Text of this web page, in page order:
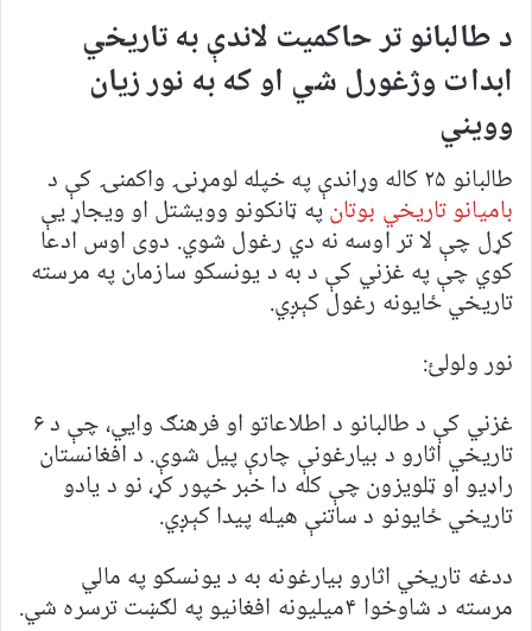
د طالبانو تر حاکمیت لاندې به تاریخي
ابدات وژغورل شي او که به نور زیان
وویني
طالبانو ۲۵ کاله وړاندې په خپله لومړنۍ واکمنۍ کې د
بامیانو تاریخي بوتانپه ټانکونو وویشتل او ویجاړ یې
کړل چې لا تر اوسه نه دي رغول شوي. دوی اوس ادعا
کوي چې په غزني کې د به د یونسکو سازمان په مرسته
تاریخي ځایونه رغول کېږي.
نور ولولئ:
غزني کې د طالبانو د اطلاعاتو او فرهنګ وایي، چې د ۶
تاريخي اثارو د بيارغونې چارې پيل شوې. د افغانستان
راډیو او ټلویزون چې کله دا خبر خپور کړ، نو د یادو
تاریخي ځایونو د ساتنې هیله پیدا کېږي.
ددغه تاریخي اثارو بیارغونه به د یونسکو په مالي
مرسته د شاوخوا ۴میلیونه افغانیو په لګښت ترسره شي.